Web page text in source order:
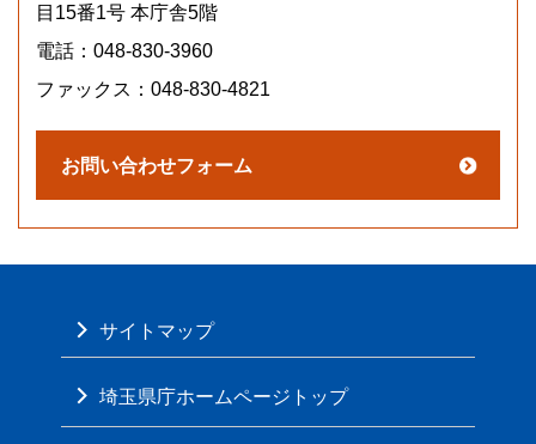
目15番1号 本庁舎5階
電話：048-830-3960
ファックス：048-830-4821
サイトマップ
埼玉県庁ホームページトップ